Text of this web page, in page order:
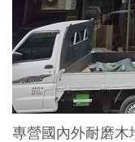
專營國內外耐磨木